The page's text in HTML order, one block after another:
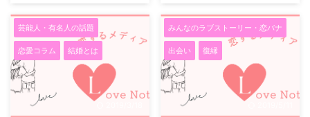
そうすれば女性は絶対に近づいて
くる。 相手が小娘なら恋愛心理
学 ...
日毎日LINEのやりとりがとって
も楽しいという方が多いと思いま
す。 しかし、そんな楽しいLINE
にもすぐに別れてしまうカップル
の特徴があります。 今回はすぐ
に別れてしまうカップルのLINE
の特徴を見ていきましょう。 1.ハ
す。 男女の恋愛模様って見てる
と面白いです。 気になる作品が
あれば気軽に読んでみてください
ね。 初々しい少年少女の恋愛集
が「おとな未満」で読める 作者
のほの香は１０代の漫画家デビュ
ー。 １話ごとに登場人物が変わ
っていきます。 第１話のこくは
芸能人・有名人の話題
恋愛コラム 結婚とは
みんなのラブストーリー・恋バナ
出会い 復縁